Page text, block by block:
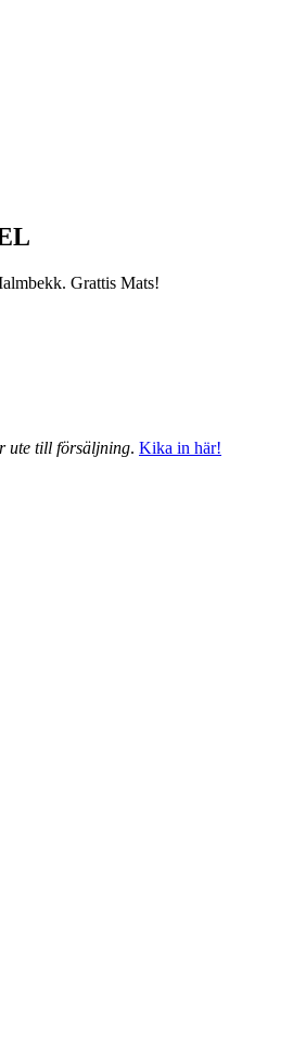
Grattis Mats!
ute till försäljning. Kika in här!